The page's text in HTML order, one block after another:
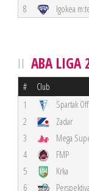
8
Igokea
ABA LIGA
# Club
1 Spartak
2
Zadar
3
Mega
4
FMP
5
Krka
6